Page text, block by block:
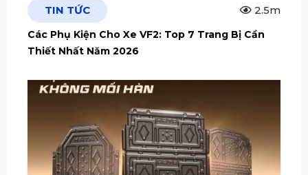
TIN TỨC 2.5m
Các Phụ Kiện Cho Xe VF2: Top 7 Trang Bị Cần
Thiết Nhất Năm 2026